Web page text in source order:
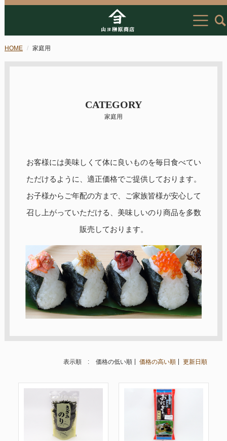
HOME 家庭用
CATEGORY
家庭用
お客様には美味しくて体に良いものを毎日食べてい
ただけるように、適正価格でご提供しております。
お子様からご年配の方まで、ご家族皆様が安心して
召し上がっていただける、美味しいのり商品を多数
販売しております。
表示順 : 価格の低い順 価格の高い順 更新日順